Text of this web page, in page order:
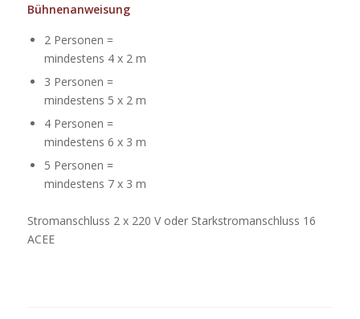
Bühnenanweisung
2 Personen =
mindestens 4 x 2 m
3 Personen =
mindestens 5 x 2 m
4 Personen =
mindestens 6 x 3 m
5 Personen =
mindestens 7 x 3 m
Stromanschluss 2 x 220 V oder Starkstromanschluss 16
ACEE